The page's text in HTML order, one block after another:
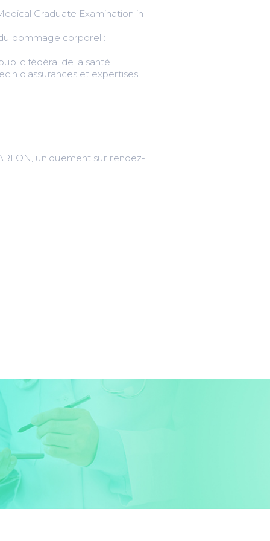
Graduate Examination in
dommage corporel :
fédéral de la santé
d'assurances et expertises
uniquement sur rendez-